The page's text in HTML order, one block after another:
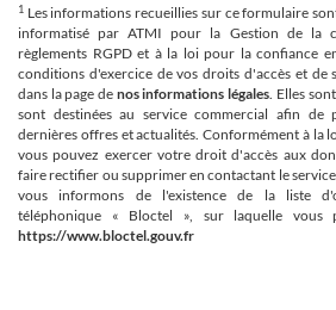
1 Les informations recueillies sur ce formulaire
informatisé par ATMI pour la Gestion de la
règlements RGPD et à la loi pour la confiance
conditions d'exercice de vos droits d'accès et de
dans la page de nos informations légales. Elles
sont destinées au service commercial afin de
dernières offres et actualités. Conformément à la
vous pouvez exercer votre droit d'accès aux
faire rectifier ou supprimer en contactant le
vous informons de l'existence de la liste
téléphonique « Bloctel », sur laquelle
https://www.bloctel.gouv.fr